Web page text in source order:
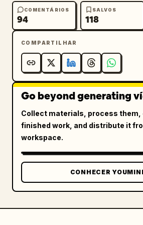
COMENTÁRIOS
94
SALVOS
118
COMPARTILHAR
Go beyond generating
Collect materials, process them,
finished work, and distribute it
workspace.
CONHECER